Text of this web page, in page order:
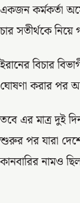
একজন কর্মকর্তা
চার সতীর্থকে
ইরানের বিচার
ঘোষণা করার পর
তবে এর মাত্র দুই
শুরুর পর যারা
কানবারির নামও